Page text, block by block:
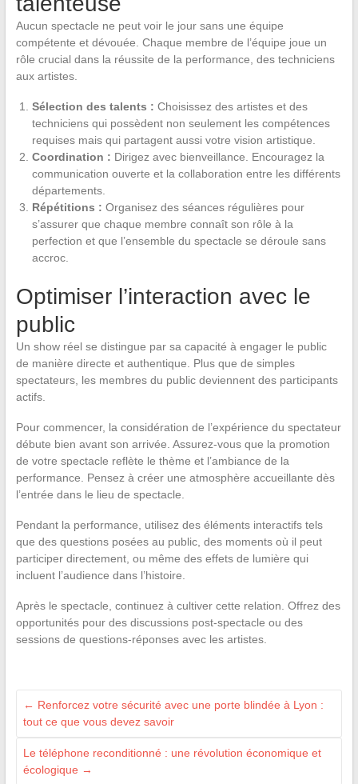
Aucun spectacle ne peut voir le jour sans une équipe
compétente et dévouée. Chaque membre de l’équipe joue un
rôle crucial dans la réussite de la performance, des techniciens
aux artistes.
Sélection des talents : Choisissez des artistes et des
techniciens qui possèdent non seulement les compétences
requises mais qui partagent aussi votre vision artistique.
Coordination : Dirigez avec bienveillance. Encouragez la
communication ouverte et la collaboration entre les différents
départements.
Répétitions : Organisez des séances régulières pour
s’assurer que chaque membre connaît son rôle à la
perfection et que l’ensemble du spectacle se déroule sans
accroc.
Optimiser l’interaction avec le
public
Un show réel se distingue par sa capacité à engager le public
de manière directe et authentique. Plus que de simples
spectateurs, les membres du public deviennent des participants
actifs.
Pour commencer, la considération de l’expérience du spectateur
débute bien avant son arrivée. Assurez-vous que la promotion
de votre spectacle reflète le thème et l’ambiance de la
performance. Pensez à créer une atmosphère accueillante dès
l’entrée dans le lieu de spectacle.
Pendant la performance, utilisez des éléments interactifs tels
que des questions posées au public, des moments où il peut
participer directement, ou même des effets de lumière qui
incluent l’audience dans l’histoire.
Après le spectacle, continuez à cultiver cette relation. Offrez des
opportunités pour des discussions post-spectacle ou des
sessions de questions-réponses avec les artistes.
← Renforcez votre sécurité avec une porte blindée à Lyon :
tout ce que vous devez savoir
Le téléphone reconditionné : une révolution économique et
écologique →